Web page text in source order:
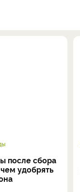
после сбора
удобрять